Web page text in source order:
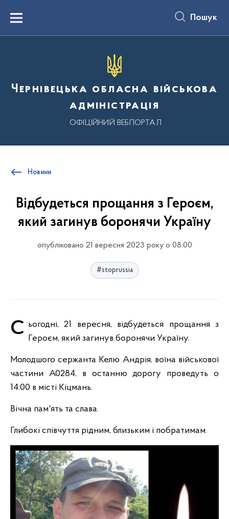
вмістуMenu Пошук
Чернівецька обласна військова
адміністрація
ОФІЦІЙНИЙ ВЕБПОРТАЛ
Новини
Відбудеться прощання з Героєм,
який загинув боронячи Україну
опубліковано 21 вересня 2023 року о 08:00
#stoprussia
Сьогодні, 21 вересня, відбудеться прощання з Героєм, який загинув боронячи Україну.
Молодшого сержанта Келю Андрія, воїна військової
частини А0284, в останню дорогу проведуть о
14:00 в місті Кіцмань.
Вічна пам'ять та слава.
Глибокі співчуття рідним, близьким і побратимам.